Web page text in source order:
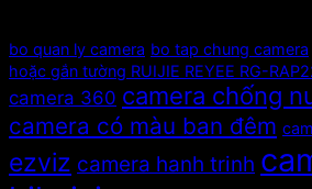
bo quan ly camera bo tap chung camera
hoặc gắn tường RUIJIE REYEE RG-
camera 360 camera chống
camera có màu ban đêm
ezviz camera hanh trinh